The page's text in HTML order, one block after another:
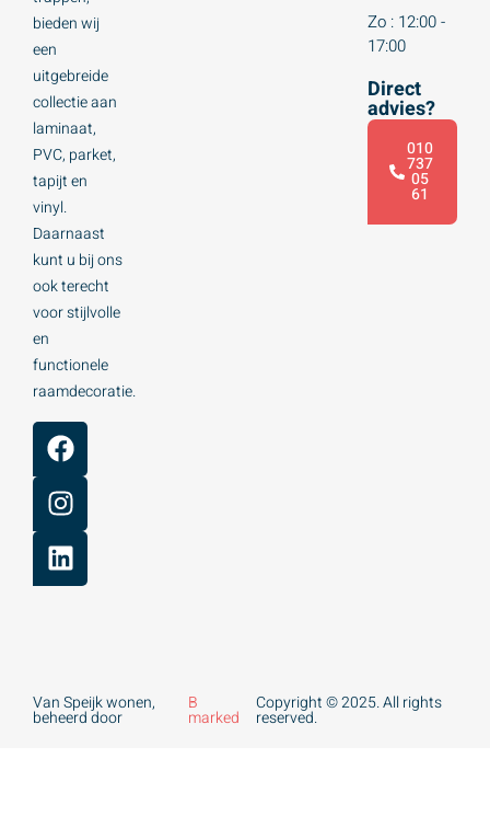
bieden wij
een
uitgebreide
collectie aan
laminaat,
PVC, parket,
tapijt en
vinyl.
Daarnaast
kunt u bij ons
ook terecht
voor stijlvolle
en
functionele
raamdecoratie.
Zo : 12:00 -
17:00
Direct
advies?
010
737
05
61
Van Speijk wonen,
beheerd door
B
marked
Copyright © 2025. All rights
reserved.